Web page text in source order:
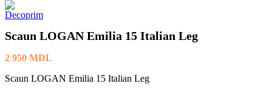
Scaun LOGAN Emilia 15 Italian Leg
2 950 MDL
Scaun LOGAN Emilia 15 Italian Leg